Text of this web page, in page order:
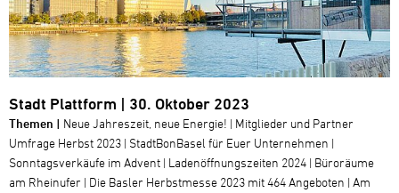
Stadt Plattform | 30. Oktober 2023
Themen | Neue Jahreszeit, neue Energie! | Mitglieder und Partner
Umfrage Herbst 2023 | StadtBonBasel für Euer Unternehmen |
Sonntagsverkäufe im Advent | Ladenöffnungszeiten 2024 | Büroräume
am Rheinufer | Die Basler Herbstmesse 2023 mit 464 Angeboten | Am